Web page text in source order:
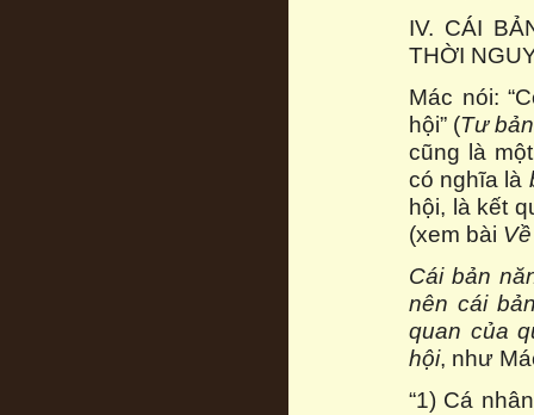
IV. CÁI
THỜI
Mác nói:
hội” (Tư bản
cũng là
có nghĩa là
hội, là kết
(xem bài
Cái bản
nên cái
quan của
hội, như
“1) Cá